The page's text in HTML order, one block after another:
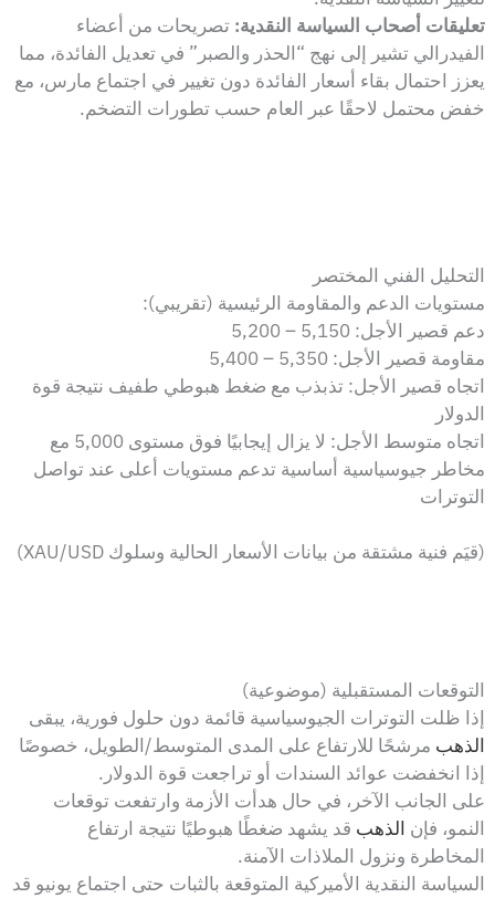
تعليقات أصحاب السياسة النقدية: تصريحات من أعضاء
الفيدرالي تشير إلى نهج “الحذر والصبر” في تعديل الفائدة، مما
يعزز احتمال بقاء أسعار الفائدة دون تغيير في اجتماع مارس، مع
خفض محتمل لاحقًا عبر العام حسب تطورات التضخم.
التحليل الفني المختصر
مستويات الدعم والمقاومة الرئيسية (تقريبي):
دعم قصير الأجل: 5,150 – 5,200
مقاومة قصير الأجل: 5,350 – 5,400
اتجاه قصير الأجل: تذبذب مع ضغط هبوطي طفيف نتيجة قوة
الدولار
اتجاه متوسط الأجل: لا يزال إيجابيًا فوق مستوى 5,000 مع
مخاطر جيوسياسية أساسية تدعم مستويات أعلى عند تواصل
التوترات
(قيَم فنية مشتقة من بيانات الأسعار الحالية وسلوك XAU/USD)
التوقعات المستقبلية (موضوعية)
إذا ظلت التوترات الجيوسياسية قائمة دون حلول فورية، يبقى
الذهب مرشحًا للارتفاع على المدى المتوسط/الطويل، خصوصًا
إذا انخفضت عوائد السندات أو تراجعت قوة الدولار.
على الجانب الآخر، في حال هدأت الأزمة وارتفعت توقعات
النمو، فإن الذهب قد يشهد ضغطًا هبوطيًا نتيجة ارتفاع
المخاطرة ونزول الملاذات الآمنة.
السياسة النقدية الأميركية المتوقعة بالثبات حتى اجتماع يونيو قد